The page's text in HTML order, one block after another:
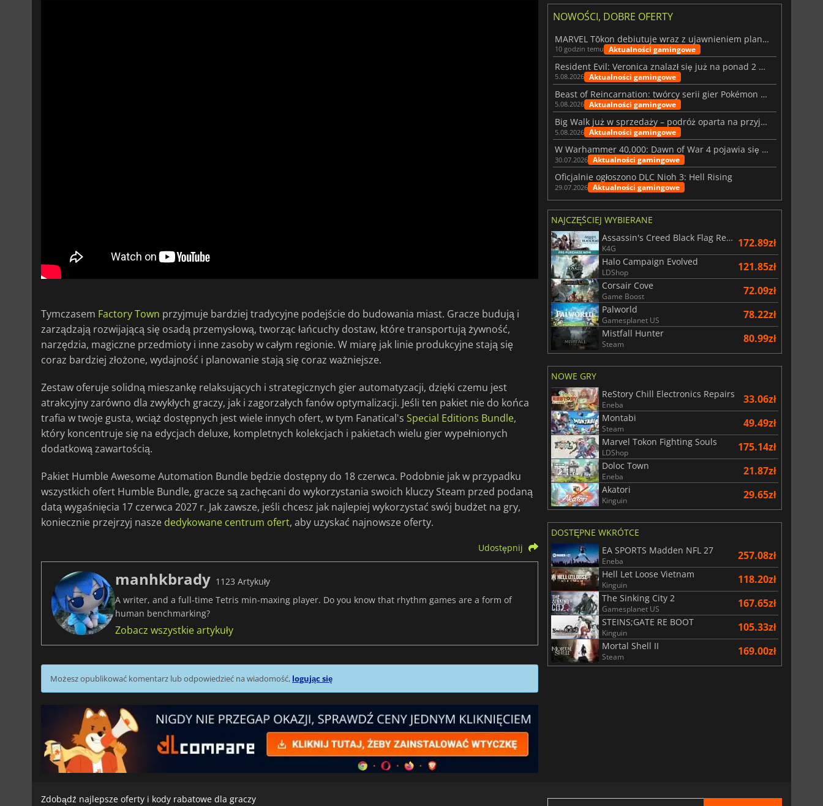
Tymczasem Factory Town przyjmuje bardziej tradycyjne podejście do budowania miast. Gracze budują i
zarządzają rozwijającą się osadą przemysłową, tworząc łańcuchy dostaw, które transportują żywność,
narzędzia, magiczne przedmioty i inne zasoby w całym regionie. W miarę jak linie produkcyjne stają się
coraz bardziej złożone, wydajność i planowanie stają się coraz ważniejsze.
Zestaw oferuje solidną mieszankę relaksujących i strategicznych gier automatyzacji, dzięki czemu jest
atrakcyjny zarówno dla zwykłych graczy, jak i zagorzałych fanów optymalizacji. Jeśli ten pakiet nie do końca
trafia w twoje gusta, wciąż dostępnych jest wiele innych ofert, w tym Fanatical's Special Editions Bundle,
który koncentruje się na edycjach deluxe, kompletnych kolekcjach i pakietach wielu gier wypełnionych
dodatkową zawartością.
Pakiet Humble Awesome Automation Bundle będzie dostępny do 18 czerwca. Podobnie jak w przypadku
wszystkich ofert Humble Bundle, gracze są zachęcani do wykorzystania swoich kluczy Steam przed podaną
datą wygaśnięcia 17 czerwca 2027 r. Jak zawsze, jeśli chcesz jak najlepiej wykorzystać swój budżet na gry,
koniecznie przejrzyj nasze dedykowane centrum ofert, aby uzyskać najnowsze oferty.
Udostępnij
manhkbrady 1123 Artykuły
A writer, and a full-time Tetris min-maxing player. Do you know that rhythm games are a form of
human benchmarking?
Zobacz wszystkie artykuły
Możesz opublikować komentarz lub odpowiedzieć na wiadomość, logując się
NOWOŚCI, DOBRE OFERTY
MARVEL Tōkon debiutuje wraz z ujawnieniem planu rozwoju na pierwszy rok
10 godzin temu Aktualności gamingowe
Resident Evil: Veronica znalazł się już na ponad 2 milionach list życzeń
5.08.2026 Aktualności gamingowe
Beast of Reincarnation: twórcy serii gier Pokémon wkraczają na nową ścieżkę
5.08.2026 Aktualności gamingowe
Big Walk już w sprzedaży – podróż oparta na przyjaźni
5.08.2026 Aktualności gamingowe
W Warhammer 40,000: Dawn of War 4 pojawia się frakcja Nekronów
30.07.2026 Aktualności gamingowe
Oficjalnie ogłoszono DLC Nioh 3: Hell Rising
29.07.2026 Aktualności gamingowe
NAJCZĘŚCIEJ WYBIERANE
Assassin's Creed Black Flag Resynced
K4G 172.89zł
Halo Campaign Evolved
LDShop 121.85zł
Corsair Cove
Game Boost 72.09zł
Palworld
Gamesplanet US 78.22zł
Mistfall Hunter
Steam 80.99zł
NOWE GRY
ReStory Chill Electronics Repairs
Eneba 33.06zł
Montabi
Steam 49.49zł
Marvel Tokon Fighting Souls
LDShop 175.14zł
Doloc Town
Eneba 21.87zł
Akatori
Kinguin 29.65zł
DOSTĘPNE WKRÓTCE
EA SPORTS Madden NFL 27
Eneba 257.08zł
Hell Let Loose Vietnam
Kinguin 118.20zł
The Sinking City 2
Gamesplanet US 167.65zł
STEINS;GATE RE BOOT
Kinguin 105.33zł
Mortal Shell II
Steam 169.00zł
Zdobądź najlepsze oferty i kody rabatowe dla graczy